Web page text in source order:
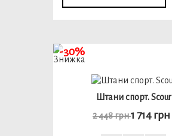
Штани спорт. Scour
2 448 грн1 714 грн
-30%